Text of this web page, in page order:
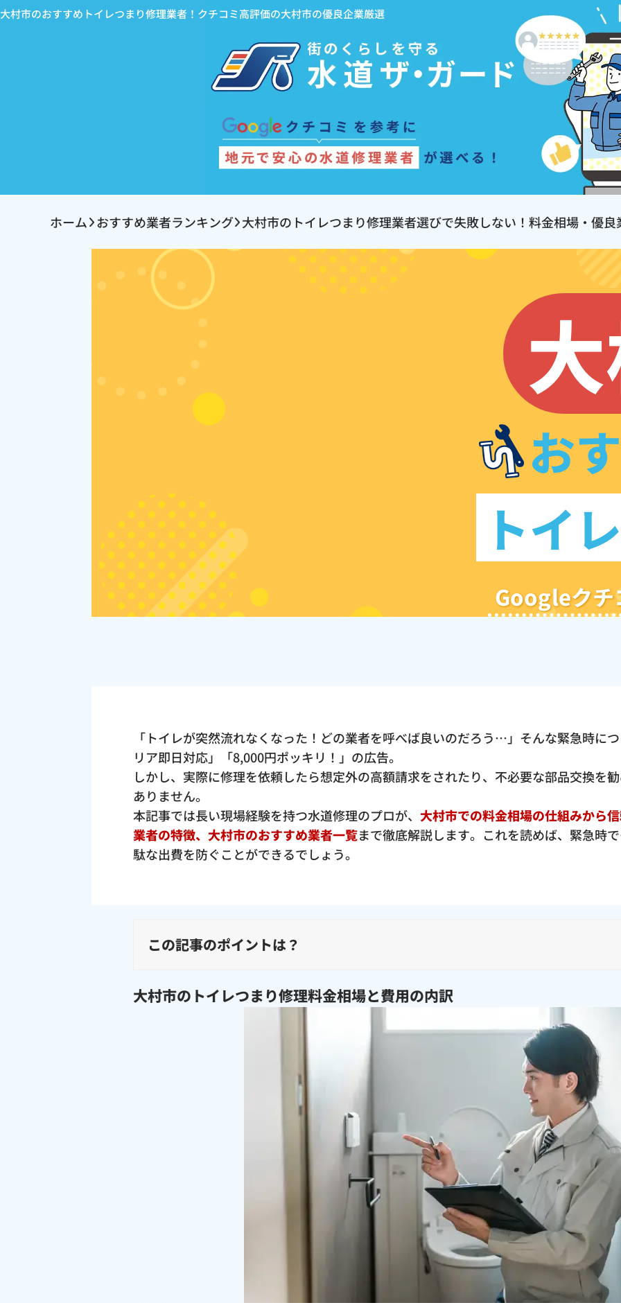
大村市のおすすめトイレつまり修理業者！クチコミ高評価の大村市の優良企業厳選
ホーム おすすめ業者ランキング 大村市のトイレつまり修理業者選びで失敗しない！料金相場・優
お
トイ
Googleクチ
「トイレが突然流れなくなった！どの業者を呼べば良いのだろう…」そんな緊急時に
リア即日対応」「8,000円ポッキリ！」の広告。
しかし、実際に修理を依頼したら想定外の高額請求をされたり、不必要な部品交換を
ありません。
本記事では長い現場経験を持つ水道修理のプロが、 大村市での料金相場の仕組みから
業者の特徴、大村市のおすすめ業者一覧まで徹底解説します。これを読めば、緊急時
駄な出費を防ぐことができるでしょう。
この記事のポイントは？
大村市のトイレつまり修理料金相場と費用の内訳